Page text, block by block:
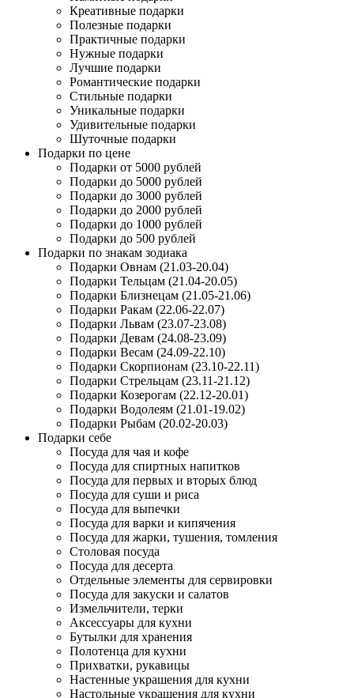
Креативные подарки
Полезные подарки
Практичные подарки
Нужные подарки
Лучшие подарки
Романтические подарки
Стильные подарки
Уникальные подарки
Удивительные подарки
Шуточные подарки
Подарки по цене
Подарки от 5000 рублей
Подарки до 5000 рублей
Подарки до 3000 рублей
Подарки до 2000 рублей
Подарки до 1000 рублей
Подарки до 500 рублей
Подарки по знакам зодиака
Подарки Овнам (21.03-20.04)
Подарки Тельцам (21.04-20.05)
Подарки Близнецам (21.05-21.06)
Подарки Ракам (22.06-22.07)
Подарки Львам (23.07-23.08)
Подарки Девам (24.08-23.09)
Подарки Весам (24.09-22.10)
Подарки Скорпионам (23.10-22.11)
Подарки Стрельцам (23.11-21.12)
Подарки Козерогам (22.12-20.01)
Подарки Водолеям (21.01-19.02)
Подарки Рыбам (20.02-20.03)
Подарки себе
Посуда для чая и кофе
Посуда для спиртных напитков
Посуда для первых и вторых блюд
Посуда для суши и риса
Посуда для выпечки
Посуда для варки и кипячения
Посуда для жарки, тушения, томления
Столовая посуда
Посуда для десерта
Отдельные элементы для сервировки
Посуда для закуски и салатов
Измельчители, терки
Аксессуары для кухни
Бутылки для хранения
Полотенца для кухни
Прихватки, рукавицы
Настенные украшения для кухни
Настольные украшения для кухни